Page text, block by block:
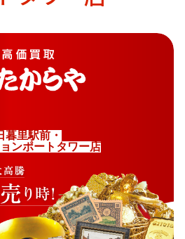
暮里駅前 ・
ョ ンポー ト タ ワー店